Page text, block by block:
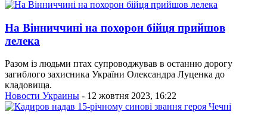
На Вінниччині на похорон бійця прийшов
лелека
Разом із людьми птах супроводжував в останню дорогу
загиблого захисника України Олександра Луценка до
кладовища.
Новости Украины - 12 жовтня 2023, 16:22